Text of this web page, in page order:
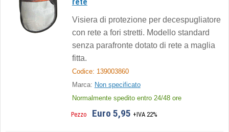
Visiera di protezione per decespugliatore
con rete a fori stretti. Modello standard
senza parafronte dotato di rete a maglia
fitta.
Codice: 139003860
Marca: Non specificato
Normalmente spedito entro 24/48 ore
Pezzo Euro 5,95 +IVA 22%